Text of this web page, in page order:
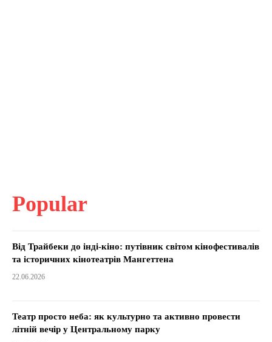
Popular
Від Трайбеки до інді-кіно: путівник світом кінофестивалів
та історичних кінотеатрів Мангеттена
22.06.2026
Театр просто неба: як культурно та активно провести
літній вечір у Центральному парку